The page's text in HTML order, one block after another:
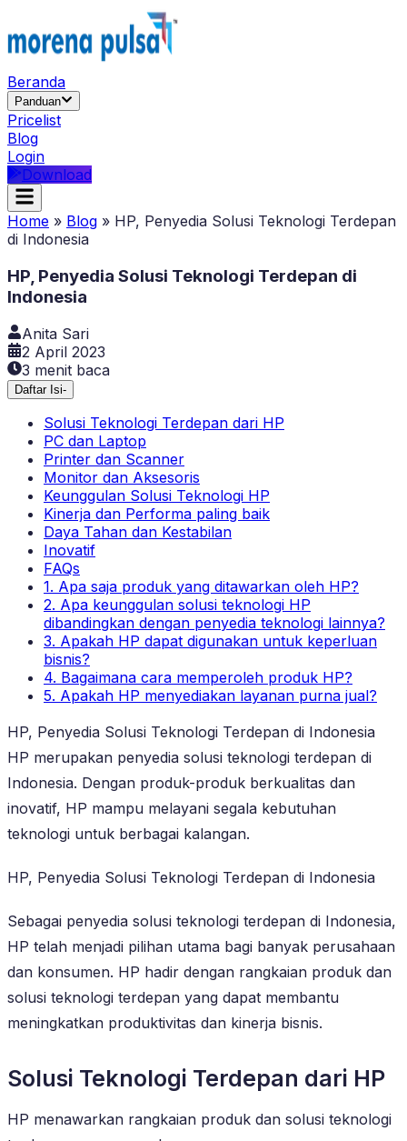
Beranda
Panduan
Pricelist
Blog
Login
Download
Home » Blog » HP, Penyedia Solusi Teknologi Terdepan
di Indonesia
HP, Penyedia Solusi Teknologi Terdepan di
Indonesia
Anita Sari
2 April 2023
3 menit baca
Daftar Isi-
Solusi Teknologi Terdepan dari HP
PC dan Laptop
Printer dan Scanner
Monitor dan Aksesoris
Keunggulan Solusi Teknologi HP
Kinerja dan Performa paling baik
Daya Tahan dan Kestabilan
Inovatif
FAQs
1. Apa saja produk yang ditawarkan oleh HP?
2. Apa keunggulan solusi teknologi HP
dibandingkan dengan penyedia teknologi lainnya?
3. Apakah HP dapat digunakan untuk keperluan
bisnis?
4. Bagaimana cara memperoleh produk HP?
5. Apakah HP menyediakan layanan purna jual?
HP, Penyedia Solusi Teknologi Terdepan di Indonesia
HP merupakan penyedia solusi teknologi terdepan di
Indonesia. Dengan produk-produk berkualitas dan
inovatif, HP mampu melayani segala kebutuhan
teknologi untuk berbagai kalangan.
HP, Penyedia Solusi Teknologi Terdepan di Indonesia
Sebagai penyedia solusi teknologi terdepan di Indonesia,
HP telah menjadi pilihan utama bagi banyak perusahaan
dan konsumen. HP hadir dengan rangkaian produk dan
solusi teknologi terdepan yang dapat membantu
meningkatkan produktivitas dan kinerja bisnis.
Solusi Teknologi Terdepan dari HP
HP menawarkan rangkaian produk dan solusi teknologi